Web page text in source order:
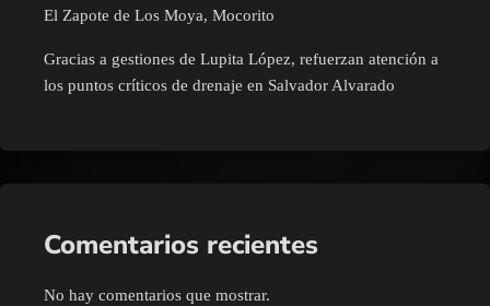
El Zapote de Los Moya, Mocorito
Gracias a gestiones de Lupita López, refuerzan atención a
los puntos críticos de drenaje en Salvador Alvarado
Comentarios recientes
No hay comentarios que mostrar.